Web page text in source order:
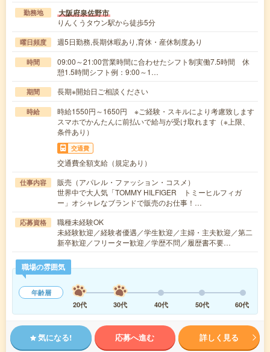
勤務地 大阪府泉佐野市
りんくうタウン駅から徒歩5分
曜日頻度 週5日勤務,長期休暇あり,育休・産休制度あり
時間
09:00～21:00営業時間に合わせたシフト制実働7.5時間 休
憩1.5時間シフト例：9:00～1…
期間 長期※開始日ご相談ください
時給
時給1550円～1650円 ※ご経験・スキルにより考慮致します
スマホでかんたんに前払いで給与が受け取れます（※上限、
条件あり）
交通費
交通費全額支給（規定あり）
仕事内容
販売（アパレル・ファッション・コスメ）
世界中で大人気「TOMMY HILFIGER トミーヒルフィガ
ー」オシャレなブランドで販売のお仕事！…
応募資格
職種未経験OK
未経験歓迎／経験者優遇／学生歓迎／主婦・主夫歓迎／第二
新卒歓迎／フリーター歓迎／学歴不問／履歴書不要…
職場の雰囲気
年齢層
20代
30代 40代 50代 60代
気になる! 応募へ進む 詳しく見る